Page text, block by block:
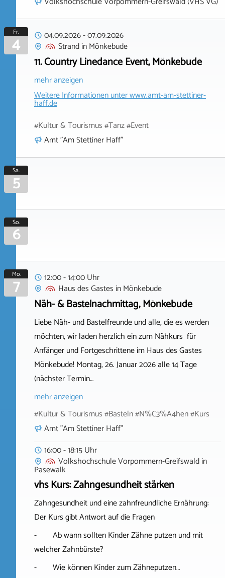
Fr.
4 04.09.2026-07.09.2026
StrandinMönkebude
11. Country Linedance Event, Mönkebude
mehr anzeigen
Weitere Informationen unterwww.amt-am-stettiner-
haff.de
#Kultur & Tourismus #Tanz #Event
Amt "Am Stettiner Haff"
Sa.
5
So.
6
Mo.
7
12:00 - 14:00 Uhr
Haus des Gastes inMönkebude
Näh- & Bastelnachmittag, Mönkebude
Liebe Näh- und Bastelfreunde und alle, die es werden
möchten, wir laden herzlich ein zum Nähkurs für
Anfänger und Fortgeschrittene im Haus des Gastes
Mönkebude! Montag, 26. Januar 2026 alle 14 Tage
(nächster Termin…
mehr anzeigen
#Kultur & Tourismus #Basteln #N%C3%A4hen #Kurs
Amt "Am Stettiner Haff"
16:00 - 18:15 Uhr
Volkshochschule Vorpommern-Greifswaldin
Pasewalk
vhs Kurs: Zahngesundheit stärken
Zahngesundheit und eine zahnfreundliche Ernährung:
Der Kurs gibt Antwort auf die Fragen
- Ab wann sollten Kinder Zähne putzen und mit
welcher Zahnbürste?
- Wie können Kinder zum Zähneputzen…